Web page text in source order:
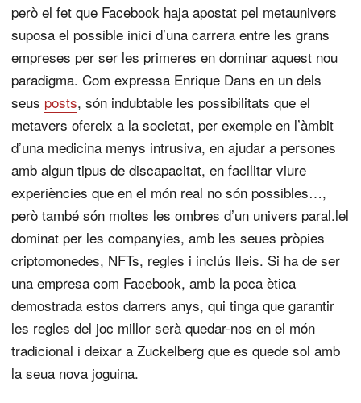
però el fet que Facebook haja apostat pel metaunivers
suposa el possible inici d’una carrera entre les grans
empreses per ser les primeres en dominar aquest nou
paradigma. Com expressa Enrique Dans en un dels
seus posts, són indubtable les possibilitats que el
metavers ofereix a la societat, per exemple en l’àmbit
d’una medicina menys intrusiva, en ajudar a persones
amb algun tipus de discapacitat, en facilitar viure
experiències que en el món real no són possibles…,
però també són moltes les ombres d’un univers paral.lel
dominat per les companyies, amb les seues pròpies
criptomonedes, NFTs, regles i inclús lleis. Si ha de ser
una empresa com Facebook, amb la poca ètica
demostrada estos darrers anys, qui tinga que garantir
les regles del joc millor serà quedar-nos en el món
tradicional i deixar a Zuckelberg que es quede sol amb
la seua nova joguina.